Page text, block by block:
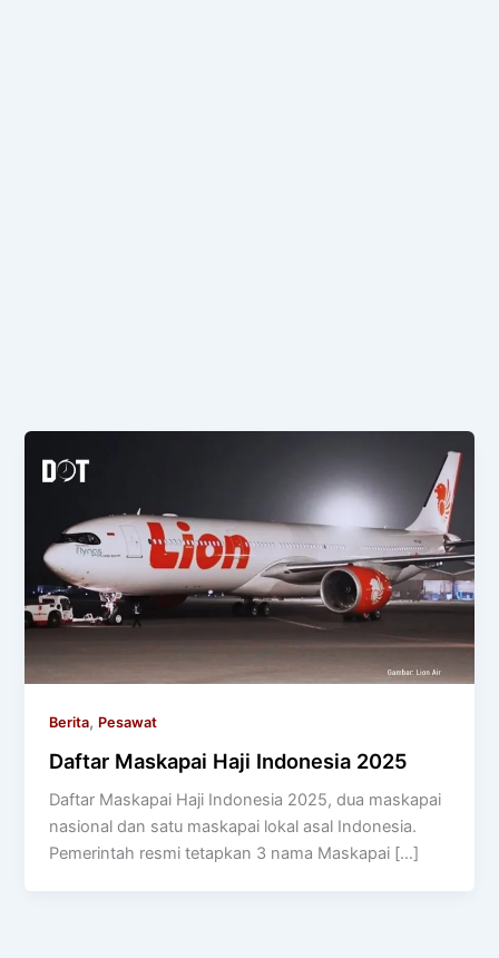
Berita, Pesawat
Daftar Maskapai Haji Indonesia 2025
Daftar Maskapai Haji Indonesia 2025, dua maskapai
nasional dan satu maskapai lokal asal Indonesia.
Pemerintah resmi tetapkan 3 nama Maskapai […]